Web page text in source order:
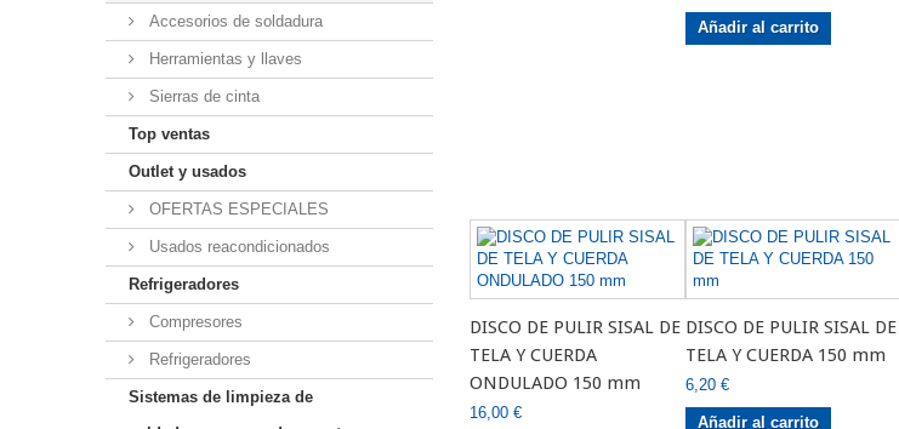
Accesorios de soldadura
Herramientas y llaves
Sierras de cinta
Top ventas
Outlet y usados
OFERTAS ESPECIALES
Usados reacondicionados
Refrigeradores
Compresores
Refrigeradores
Sistemas de limpieza de
Añadir al carrito
DISCO DE PULIR SISAL DE
TELA Y CUERDA
ONDULADO 150 mm
16,00 €
DISCO DE PULIR SISAL DE
TELA Y CUERDA 150 mm
6,20 €
Añadir al carrito